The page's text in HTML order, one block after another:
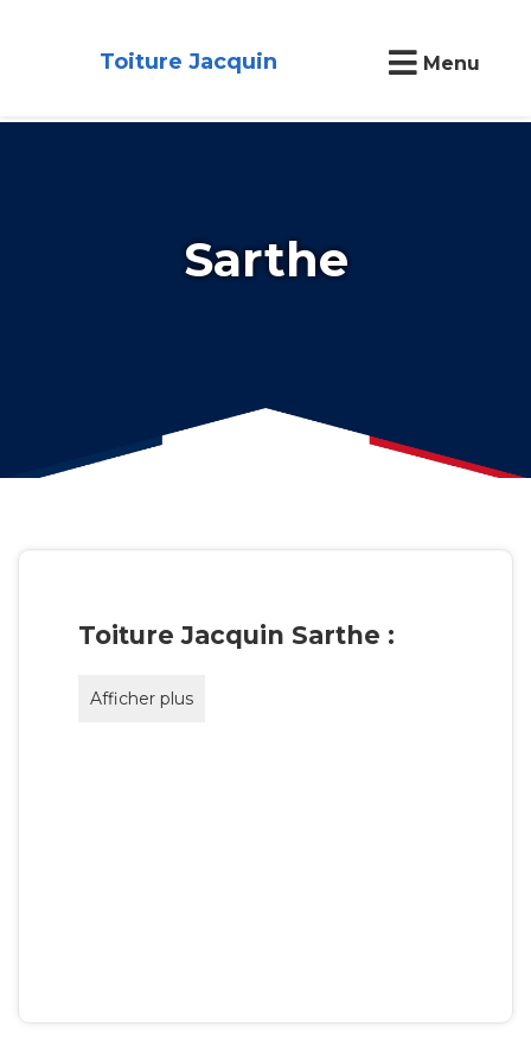
Toiture Jacquin Menu
Sarthe
Toiture Jacquin Sarthe :
Afficher plus